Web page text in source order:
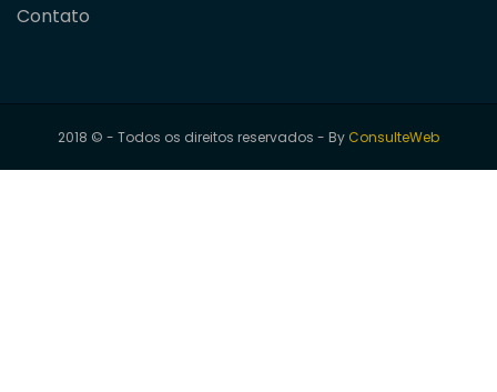
Contato
2018 © - Todos os direitos reservados - By ConsulteWeb